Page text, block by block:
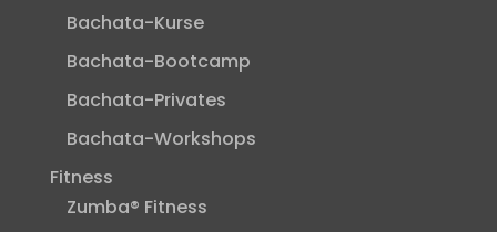
Bachata-Kurse
Bachata-Bootcamp
Bachata-Privates
Bachata-Workshops
Fitness
Zumba® Fitness